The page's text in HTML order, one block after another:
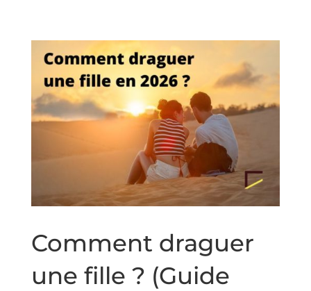
Comment draguer
une fille ? (Guide